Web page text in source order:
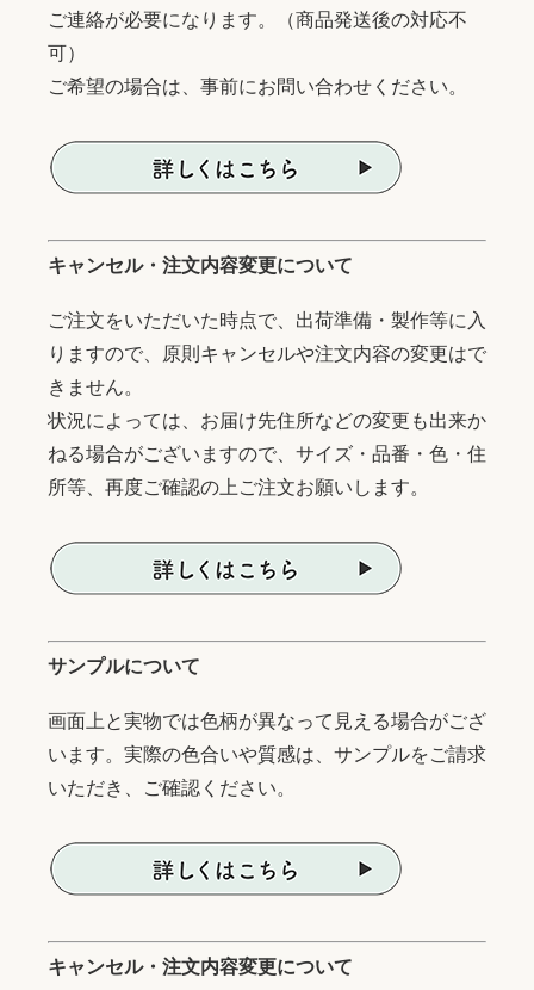
ご連絡が必要になります。（商品発送後の対応不
可）
ご希望の場合は、事前にお問い合わせください。
キャンセル・注文内容変更について
ご注文をいただいた時点で、出荷準備・製作等に入
りますので、原則キャンセルや注文内容の変更はで
きません。
状況によっては、お届け先住所などの変更も出来か
ねる場合がございますので、サイズ・品番・色・住
所等、再度ご確認の上ご注文お願いします。
サンプルについて
画面上と実物では色柄が異なって見える場合がござ
います。実際の色合いや質感は、サンプルをご請求
いただき、ご確認ください。
キャンセル・注文内容変更について